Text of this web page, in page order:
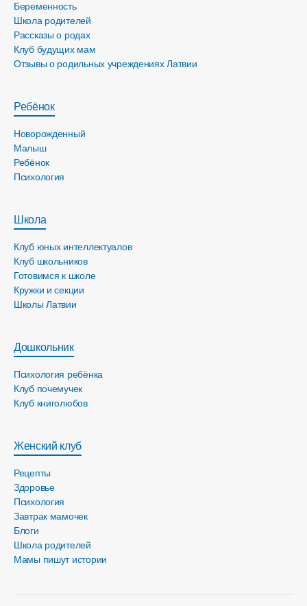
Беременность
Школа родителей
Рассказы о родах
Клуб будущих мам
Отзывы о родильных учреждениях Латвии
Ребёнок
Новорожденный
Малыш
Ребёнок
Психология
Школа
Клуб юных интеллектуалов
Клуб школьников
Готовимся к школе
Кружки и секции
Школы Латвии
Дошкольник
Психология ребёнка
Клуб почемучек
Клуб книголюбов
Женский клуб
Рецепты
Здоровье
Психология
Завтрак мамочек
Блоги
Школа родителей
Мамы пишут истории